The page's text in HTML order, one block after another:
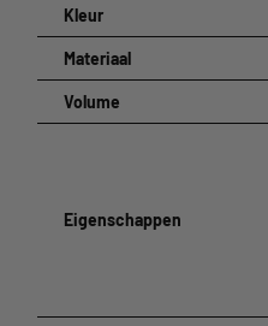
Specificaties
Kleur:flame/zwart
Materiaal:TPU
Volume:20 L (40 L/pair)
Kleur
Materiaal
Volume
Eigenschappen